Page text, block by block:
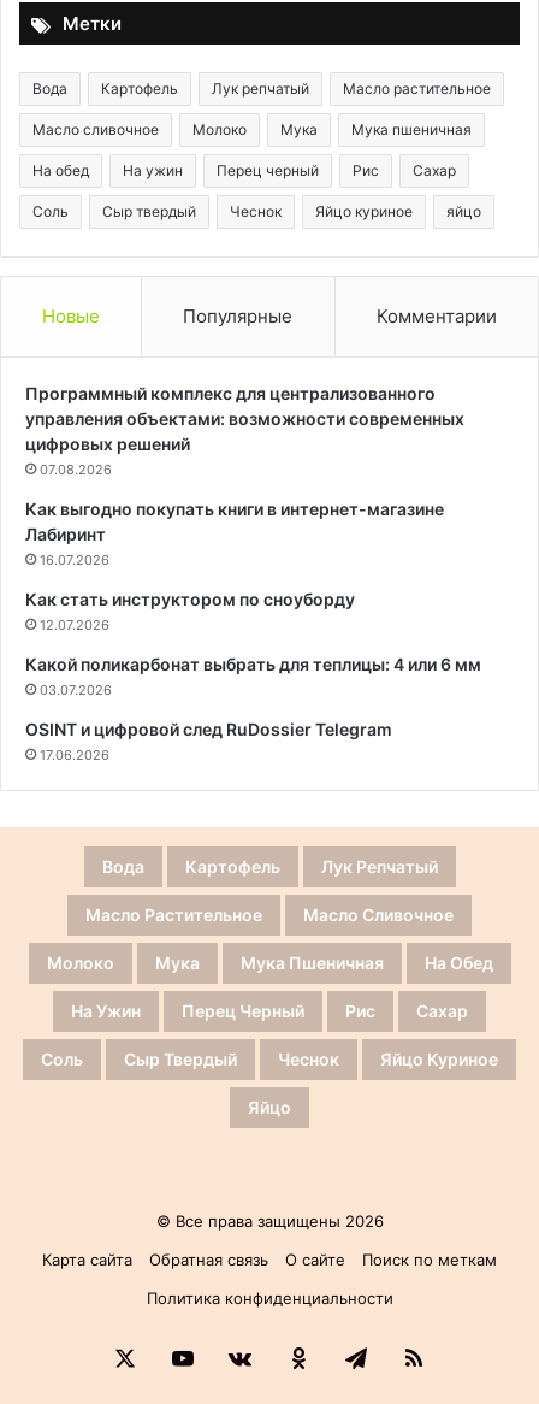
Метки
Вода Картофель Лук репчатый Масло растительное
Масло сливочное Молоко Мука Мука пшеничная
На обед На ужин Перец черный Рис Сахар
Соль Сыр твердый Чеснок Яйцо куриное яйцо
Новые Популярные Комментарии
Программный комплекс для централизованного
управления объектами: возможности современных
цифровых решений
07.08.2026
Как выгодно покупать книги в интернет-магазине
Лабиринт
16.07.2026
Как стать инструктором по сноуборду
12.07.2026
Какой поликарбонат выбрать для теплицы: 4 или 6 мм
03.07.2026
OSINT и цифровой след RuDossier Telegram
17.06.2026
Вода Картофель Лук Репчатый
Масло Растительное Масло Сливочное
Молоко Мука Мука Пшеничная На Обед
На Ужин Перец Черный Рис Сахар
Соль Сыр Твердый Чеснок Яйцо Куриное
Яйцо
© Все права защищены 2026
Карта сайта
Обратная связь О сайте
Поиск по меткам
Политика конфиденциальности
YouTubevk.comОдноклассники
Telegram
RSS